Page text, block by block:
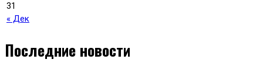
« Дек
31
Последние новости